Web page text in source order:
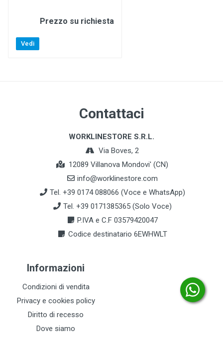
Prezzo su richiesta
Vedi
Contattaci
WORKLINESTORE S.R.L.
Via Boves, 2
12089 Villanova Mondovi' (CN)
info@worklinestore.com
Tel. +39 0174 088066 (Voce e WhatsApp)
Tel. +39 0171385365 (Solo Voce)
P.IVA e C.F 03579420047
Codice destinatario 6EWHWLT
Informazioni
Condizioni di vendita
Privacy e cookies policy
Diritto di recesso
Dove siamo